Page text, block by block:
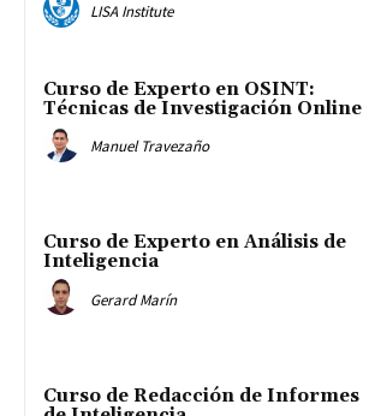
LISA Institute
Curso de Experto en OSINT:
Técnicas de Investigación Online
Manuel Travezaño
Curso de Experto en Análisis de
Inteligencia
Gerard Marín
Curso de Redacción de Informes